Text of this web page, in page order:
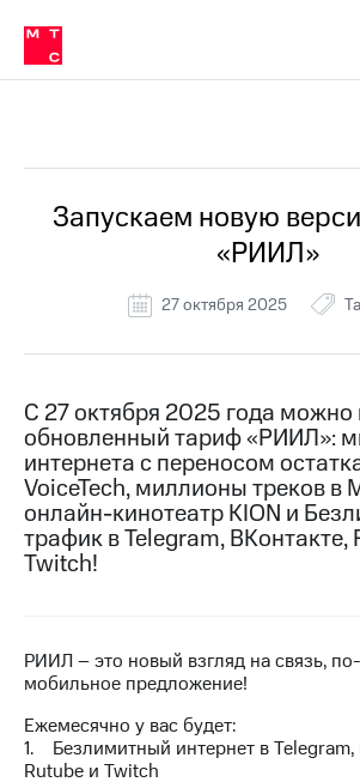
связь
Сервисы и подписки
30% на связь
кабинеты
Мобильная
и
Спутниковое
МТС
Деньги
номер
в МТС
Тарифы
Услуги
группа
SIM-
карту
в МТС
Услуги
приложение
Мой
МТС
Акции
Скидка 30%
на связь
и МТС
Супер
дешевле
при
оплате
Запускаем новую
«РИИЛ»
27 октября 2025
С 27 октября 2025 года
обновленный тариф «РИИЛ»:
интернета с переносом
VoiceTech, миллионы треков
онлайн-кинотеатр KION и
трафик в Telegram, ВКонтакте,
Twitch!
РИИЛ – это новый взгляд на связь,
мобильное предложение!
Ежемесячно у вас будет:
1. Безлимитный интернет в Telegram,
Rutube и Twitch